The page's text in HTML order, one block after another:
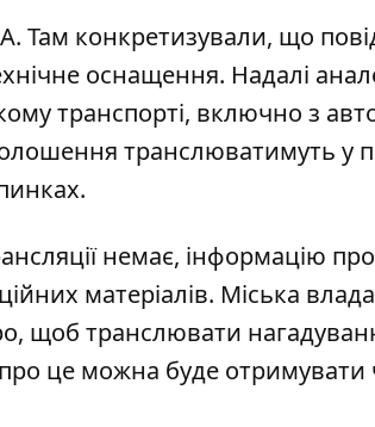
. Там конкретизували, що
оснащення. Надалі
транспорті, включно з
транслюватимуть у
немає, інформацію
матеріалів. Міська
щоб транслювати
це можна буде отримувати